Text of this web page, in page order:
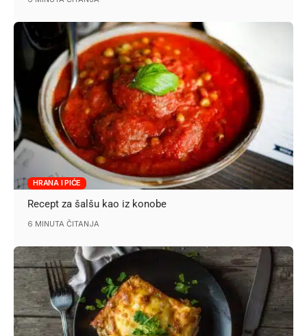
HRANA I PIĆE
Recept za šalšu kao iz konobe
6 MINUTA ČITANJA